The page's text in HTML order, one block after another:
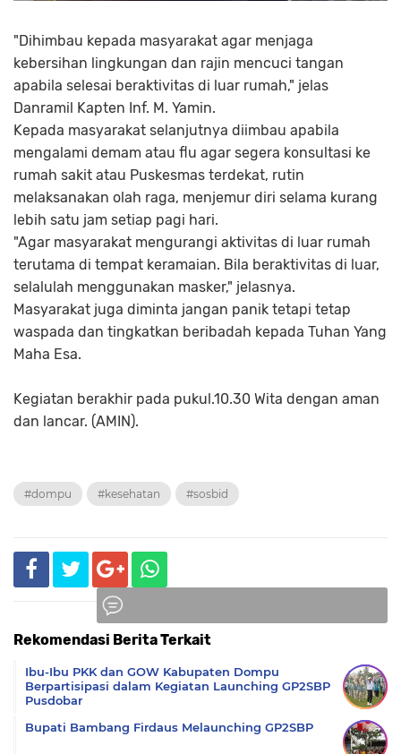
"Dihimbau kepada masyarakat agar menjaga
kebersihan lingkungan dan rajin mencuci tangan
apabila selesai beraktivitas di luar rumah," jelas
Danramil Kapten Inf. M. Yamin.
Kepada masyarakat selanjutnya diimbau apabila
mengalami demam atau flu agar segera konsultasi ke
rumah sakit atau Puskesmas terdekat, rutin
melaksanakan olah raga, menjemur diri selama kurang
lebih satu jam setiap pagi hari.
"Agar masyarakat mengurangi aktivitas di luar rumah
terutama di tempat keramaian. Bila beraktivitas di luar,
selalulah menggunakan masker," jelasnya.
Masyarakat juga diminta jangan panik tetapi tetap
waspada dan tingkatkan beribadah kepada Tuhan Yang
Maha Esa.
Kegiatan berakhir pada pukul.10.30 Wita dengan aman
dan lancar. (AMIN).
#dompu #kesehatan #sosbid
Rekomendasi Berita Terkait
Ibu-Ibu PKK dan GOW Kabupaten Dompu
Berpartisipasi dalam Kegiatan Launching GP2SBP
Pusdobar
Bupati Bambang Firdaus Melaunching GP2SBP